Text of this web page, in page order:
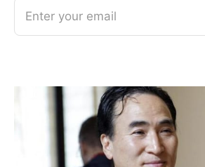
Enter your email